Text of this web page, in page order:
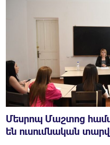
Մեսրոպ Մաշտոց
են ուսումնական